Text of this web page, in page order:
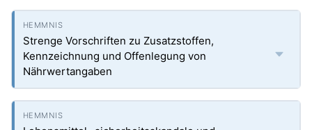
Strenge Vorschriften zu Zusatzstoffen,
Kennzeichnung und Offenlegung von
Nährwertangaben